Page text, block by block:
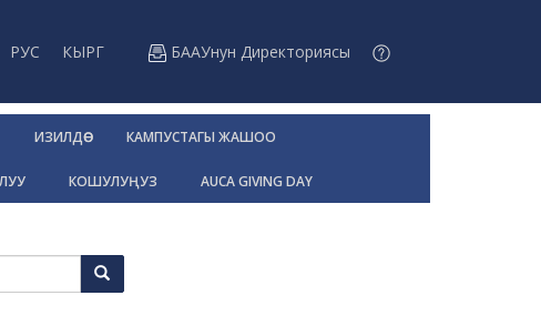
РУС КЫРГ БААУнун Директориясы
ИЗИЛДӨӨ КАМПУСТАГЫ ЖАШОО
КОШУЛУҢУЗ AUCA GIVING DAY